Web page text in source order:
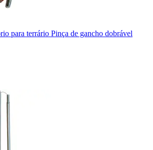
para terrário Pinça de gancho dobrável